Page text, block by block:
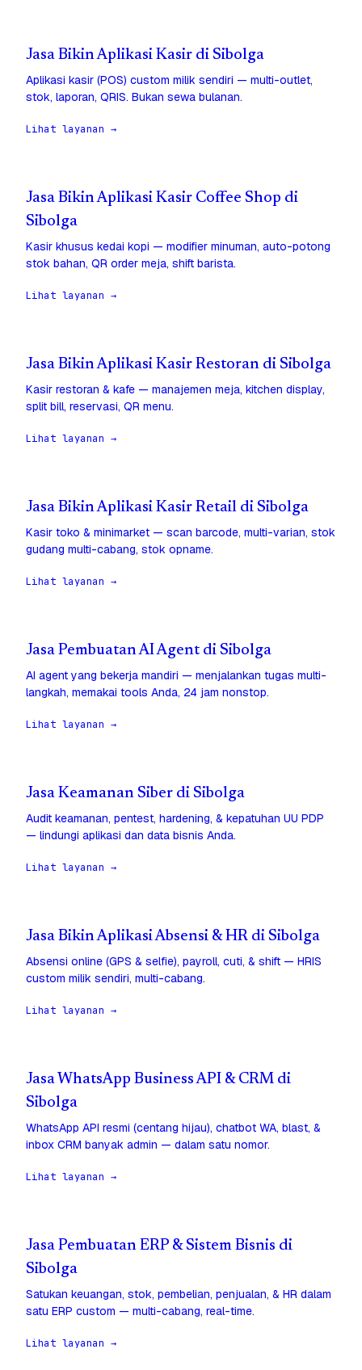
Jasa Bikin Aplikasi Kasir di Sibolga
Aplikasi kasir (POS) custom milik sendiri — multi-outlet,
stok, laporan, QRIS. Bukan sewa bulanan.
Lihat layanan →
Jasa Bikin Aplikasi Kasir Coffee Shop di
Sibolga
Kasir khusus kedai kopi — modifier minuman, auto-potong
stok bahan, QR order meja, shift barista.
Lihat layanan →
Jasa Bikin Aplikasi Kasir Restoran di Sibolga
Kasir restoran & kafe — manajemen meja, kitchen display,
split bill, reservasi, QR menu.
Lihat layanan →
Jasa Bikin Aplikasi Kasir Retail di Sibolga
Kasir toko & minimarket — scan barcode, multi-varian, stok
gudang multi-cabang, stok opname.
Lihat layanan →
Jasa Pembuatan AI Agent di Sibolga
AI agent yang bekerja mandiri — menjalankan tugas multi-
langkah, memakai tools Anda, 24 jam nonstop.
Lihat layanan →
Jasa Keamanan Siber di Sibolga
Audit keamanan, pentest, hardening, & kepatuhan UU PDP
— lindungi aplikasi dan data bisnis Anda.
Lihat layanan →
Jasa Bikin Aplikasi Absensi & HR di Sibolga
Absensi online (GPS & selfie), payroll, cuti, & shift — HRIS
custom milik sendiri, multi-cabang.
Lihat layanan →
Jasa WhatsApp Business API & CRM di
Sibolga
WhatsApp API resmi (centang hijau), chatbot WA, blast, &
inbox CRM banyak admin — dalam satu nomor.
Lihat layanan →
Jasa Pembuatan ERP & Sistem Bisnis di
Sibolga
Satukan keuangan, stok, pembelian, penjualan, & HR dalam
satu ERP custom — multi-cabang, real-time.
Lihat layanan →